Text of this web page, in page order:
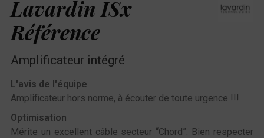
Lavardin ISx
Référence
Amplificateur intégré
L'avis de l'équipe
Amplificateur hors norme, à écouter de toute urgence !!!
Optimisation
Mérite un excellent câble secteur “Chord”. Bien respecter